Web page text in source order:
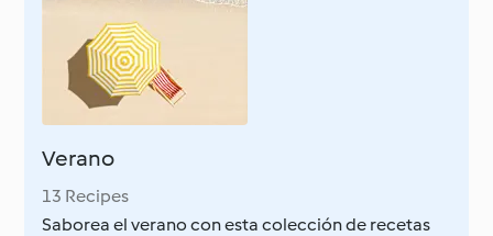
Verano
13 Recipes
Saborea el verano con esta colección de recetas